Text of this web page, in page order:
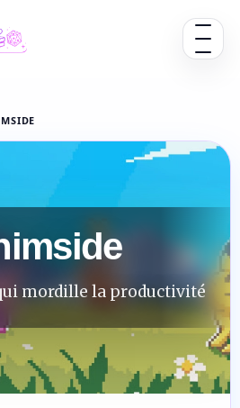
Ouvrir
mordille la productivité